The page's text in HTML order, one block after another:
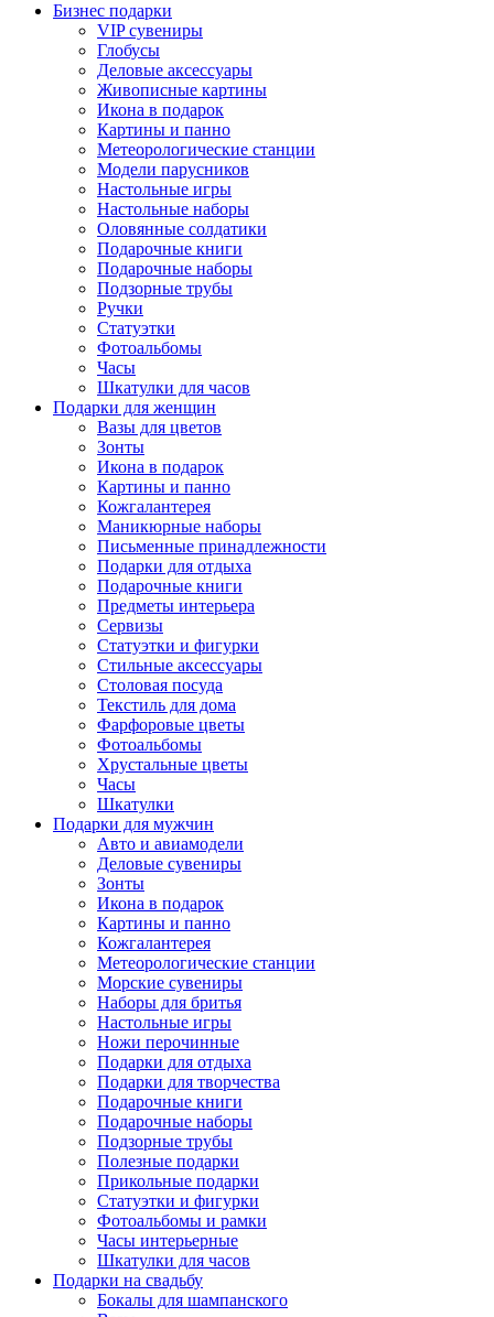
Бизнес подарки
VIP сувениры
Глобусы
Деловые аксессуары
Живописные картины
Икона в подарок
Картины и панно
Метеорологические станции
Модели парусников
Настольные игры
Настольные наборы
Оловянные солдатики
Подарочные книги
Подарочные наборы
Подзорные трубы
Ручки
Статуэтки
Фотоальбомы
Часы
Шкатулки для часов
Подарки для женщин
Вазы для цветов
Зонты
Икона в подарок
Картины и панно
Кожгалантерея
Маникюрные наборы
Письменные принадлежности
Подарки для отдыха
Подарочные книги
Предметы интерьера
Сервизы
Статуэтки и фигурки
Стильные аксессуары
Столовая посуда
Текстиль для дома
Фарфоровые цветы
Фотоальбомы
Хрустальные цветы
Часы
Шкатулки
Подарки для мужчин
Авто и авиамодели
Деловые сувениры
Зонты
Икона в подарок
Картины и панно
Кожгалантерея
Метеорологические станции
Морские сувениры
Наборы для бритья
Настольные игры
Ножи перочинные
Подарки для отдыха
Подарки для творчества
Подарочные книги
Подарочные наборы
Подзорные трубы
Полезные подарки
Прикольные подарки
Статуэтки и фигурки
Фотоальбомы и рамки
Часы интерьерные
Шкатулки для часов
Подарки на свадьбу
Бокалы для шампанского